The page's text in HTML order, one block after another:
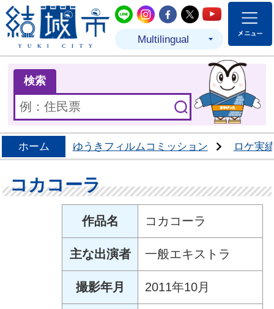
結城市公式LINE
結城市公式Instagram
結城市公式
結城市公式
結城市
Multilingual
検索
ホーム ゆうきフィルムコミッション ロケ実
コカコーラ
作品名 コカコーラ
主な出演者 一般エキストラ
撮影年月 2011年10月